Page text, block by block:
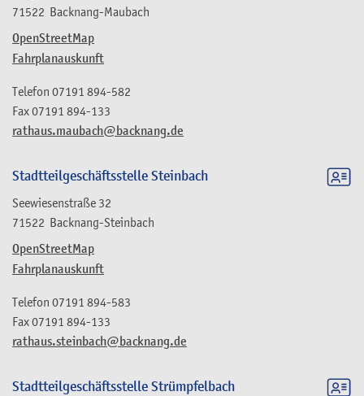
71522 Backnang-Maubach
OpenStreetMap
Fahrplanauskunft
rathaus.maubach@backnang.de
Telefon 07191 894-582
Fax07191 894-133
Stadtteilgeschäftsstelle Steinbach
Seewiesenstraße 32
71522 Backnang-Steinbach
OpenStreetMap
Fahrplanauskunft
rathaus.steinbach@backnang.de
Telefon 07191 894-583
Fax07191 894-133
Stadtteilgeschäftsstelle Strümpfelbach